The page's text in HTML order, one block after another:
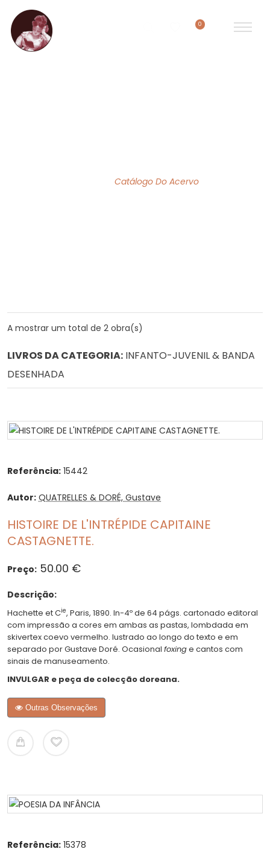
0
Catálogo Do Acervo
A mostrar um total de 2 obra(s)
LIVROS DA CATEGORIA: INFANTO-JUVENIL & BANDA
DESENHADA
Referência: 15442
Autor: QUATRELLES & DORÉ, Gustave
HISTOIRE DE L'INTRÉPIDE CAPITAINE
CASTAGNETTE.
Preço: 50.00 €
Descrição:
Hachette et Cie, Paris, 1890. In-4º de 64 págs. cartonado editoral
com impressão a cores em ambas as pastas, lombdada em
skivertex coevo vermelho. lustrado ao longo do texto e em
separado por Gustave Doré. Ocasional foxinge cantos com
sinais de manuseamento.
INVULGAR e peça de colecção doreana.
Outras Observações
Referência: 15378